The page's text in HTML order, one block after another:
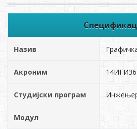
Назив
Акроним 14ИГИ36
Студијски програм
Модул